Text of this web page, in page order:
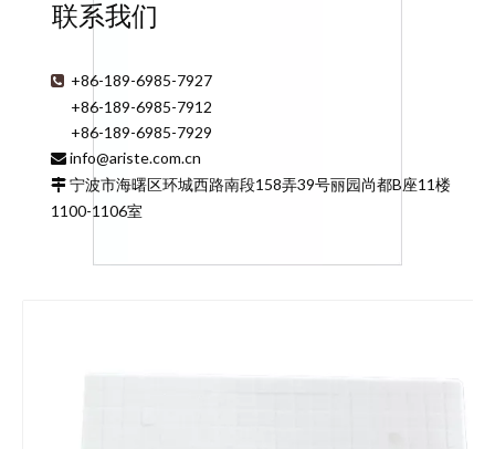
联系我们
 +86-189-6985-7927
+86-189-6985-7912
+86-189-6985-7929
 info@ariste.com.cn
 宁波市海曙区环城西路南段158弄39号丽园尚都B座11楼
1100-1106室